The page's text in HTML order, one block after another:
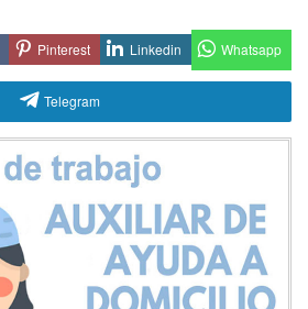
Pinterest Linkedin Whatsapp
Telegram